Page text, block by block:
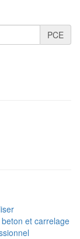
PCE
et carrelage